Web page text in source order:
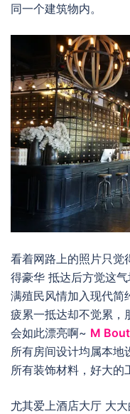
同一个建筑物内。
看着网路上的照片只觉
得豪华 抵达后方觉这
满殖民风情加入现代简
疲累一抵达却不觉累，
会如此漂亮啊~ M
所有房间设计均属本地
所有装饰材料，好大的
尤其爱上酒店大厅 大